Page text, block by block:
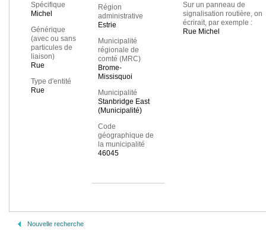
Spécifique
Michel
Générique
(avec ou sans
particules de
liaison)
Rue
Type d'entité
Rue
Région
administrative
Estrie
Municipalité
régionale de
comté (MRC)
Brome-
Missisquoi
Municipalité
Stanbridge East
(Municipalité)
Code
géographique de
la municipalité
46045
Sur un panneau de
signalisation routière, on
écrirait, par exemple :
Rue Michel
Nouvelle recherche